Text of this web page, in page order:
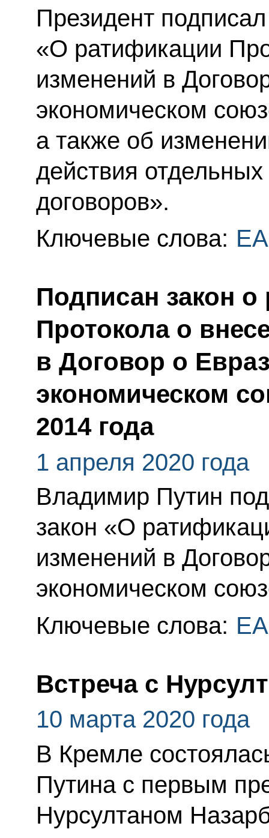
Президент
«О ратификации
изменений в
экономическом
а также об
действия
договоров».
Ключевые слова:
Подписан закон
Протокола о
в Договор о
экономическом
2014 года
1 апреля 2020 года
Владимир Путин
закон «О
изменений в
экономическом
Ключевые слова:
Встреча с
10 марта 2020 года
В Кремле
Путина с первым
Нурсултаном